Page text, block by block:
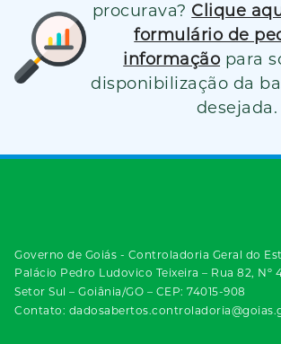
procurava? Clique
formulário de
informação para
disponibilização da
desejada.
Governo de Goiás - Controladoria Geral do
Palácio Pedro Ludovico Teixeira – Rua 82, Nº
Setor Sul – Goiânia/GO – CEP: 74015-908
Contato: